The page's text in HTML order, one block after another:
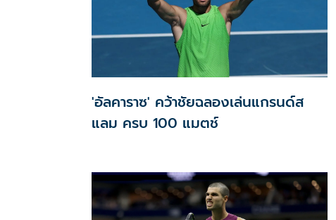
'อัลคาราซ' คว้าชัยฉลองเล่นแกรนด์ส
แลม ครบ 100 แมตช์